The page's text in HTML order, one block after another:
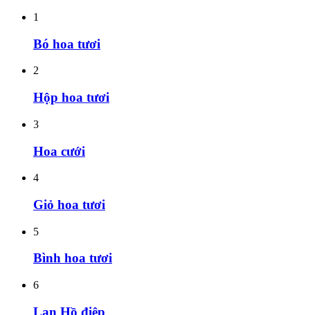
1
Bó hoa tươi
2
Hộp hoa tươi
3
Hoa cưới
4
Giỏ hoa tươi
5
Bình hoa tươi
6
Lan Hồ điệp